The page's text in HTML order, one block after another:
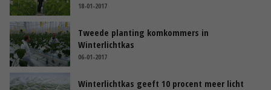
18-01-2017
Tweede planting komkommers in
Winterlichtkas
06-01-2017
Winterlichtkas geeft 10 procent meer licht